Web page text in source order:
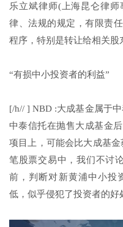
乐立斌律师(上海昆仑律
律、法规的规定，有限责
程序，特别是转让给相关股
“有损中小投资者的利益”
[/h// ] NBD :大成基金属于
中泰信托在抛售大成基金
项目上，可能会比大成基
笔股票交易中，我们不讨
前，判断对新黄浦中小投
低，似乎侵犯了投资者的好